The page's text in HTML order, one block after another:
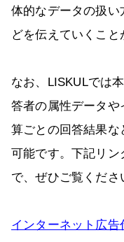
体的なデータの扱
どを伝えていくこと
なお、LISKULでは
答者の属性データ
算ごとの回答結果な
可能です。下記リ
で、ぜひご覧くださ
インターネット広